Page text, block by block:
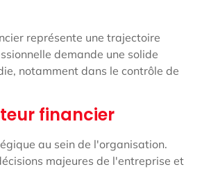
représente une trajectoire
demande une solide
notamment dans le contrôle de
financier
au sein de l'organisation.
majeures de l'entreprise et